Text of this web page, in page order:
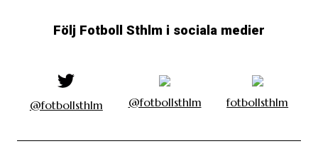
Följ Fotboll Sthlm i sociala medier
@fotbollsthlm @fotbollsthlm fotbollsthlm